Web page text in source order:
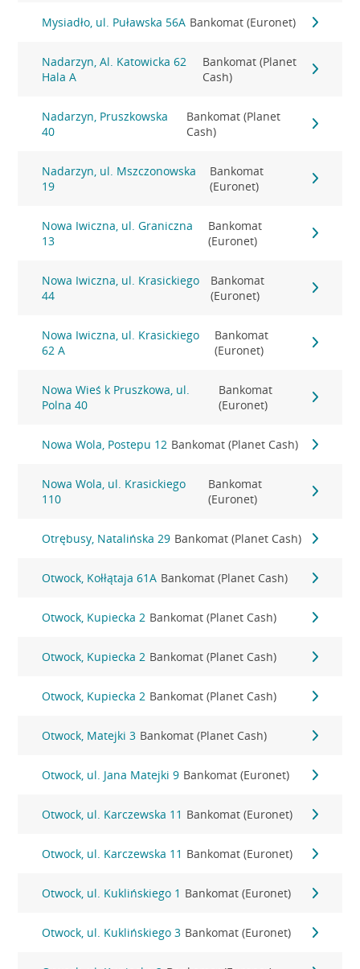
Mysiadło, ul. Puławska 56A Bankomat (Euronet)
Nadarzyn, Al. Katowicka 62
Hala A
Bankomat (Planet
Cash)
Nadarzyn, Pruszkowska
40
Bankomat (Planet
Cash)
Nadarzyn, ul. Mszczonowska
19
Bankomat
(Euronet)
Nowa Iwiczna, ul. Graniczna
13
Bankomat
(Euronet)
Nowa Iwiczna, ul. Krasickiego
44
Bankomat
(Euronet)
Nowa Iwiczna, ul. Krasickiego
62 A
Bankomat
(Euronet)
Nowa Wieś k Pruszkowa, ul.
Polna 40
Bankomat
(Euronet)
Nowa Wola, Postepu 12 Bankomat (Planet Cash)
Nowa Wola, ul. Krasickiego
110
Bankomat
(Euronet)
Otrębusy, Natalińska 29 Bankomat (Planet Cash)
Otwock, Kołłątaja 61A Bankomat (Planet Cash)
Otwock, Kupiecka 2 Bankomat (Planet Cash)
Otwock, Kupiecka 2 Bankomat (Planet Cash)
Otwock, Kupiecka 2 Bankomat (Planet Cash)
Otwock, Matejki 3 Bankomat (Planet Cash)
Otwock, ul. Jana Matejki 9 Bankomat (Euronet)
Otwock, ul. Karczewska 11 Bankomat (Euronet)
Otwock, ul. Karczewska 11 Bankomat (Euronet)
Otwock, ul. Kuklińskiego 1 Bankomat (Euronet)
Otwock, ul. Kuklińskiego 3 Bankomat (Euronet)